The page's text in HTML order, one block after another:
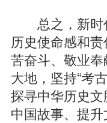
总之，新时
历史使命感和
苦奋斗、敬业
大地，坚持“考
探寻中华历史
中国故事、提